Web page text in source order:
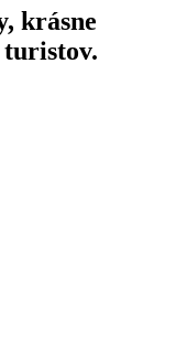
krásne